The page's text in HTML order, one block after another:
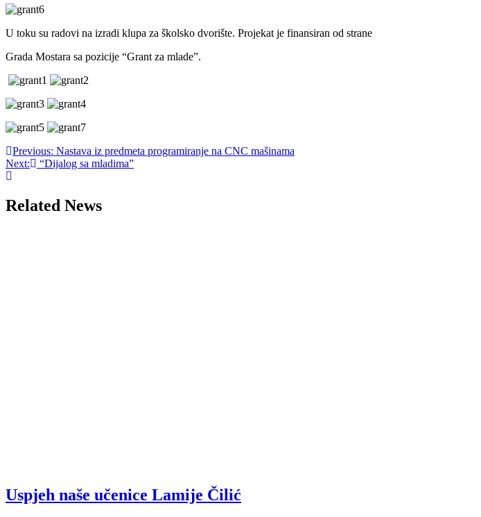
U toku su radovi na izradi klupa za školsko dvorište. Projekat je finansiran od strane
Grada Mostara sa pozicije “Grant za mlade”.
Post
navigation
Previous: Nastava iz predmeta programiranje na CNC mašinama
Next:
“Dijalog sa mladima”
Related News
Uspjeh naše učenice Lamije Čilić